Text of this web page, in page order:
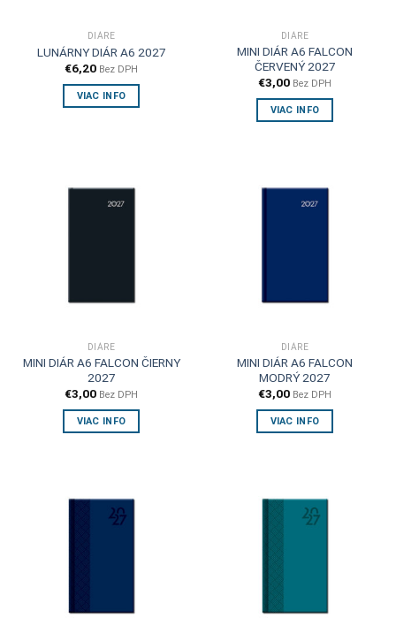
DIÁRE
LUNÁRNY DIÁR A6 2027
€6,20 Bez DPH
VIAC INFO
DIÁRE
MINI DIÁR A6 FALCON
ČERVENÝ 2027
€3,00 Bez DPH
VIAC INFO
DIÁRE
MINI DIÁR A6 FALCON ČIERNY
2027
€3,00 Bez DPH
VIAC INFO
DIÁRE
MINI DIÁR A6 FALCON
MODRÝ 2027
€3,00 Bez DPH
VIAC INFO